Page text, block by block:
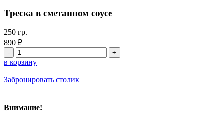
соусе
Треска в сметанном соусе
250 гр.
890 ₽
Количество
товара
Треска
в
сметанном
в корзину
Забронировать столик
Внимание!